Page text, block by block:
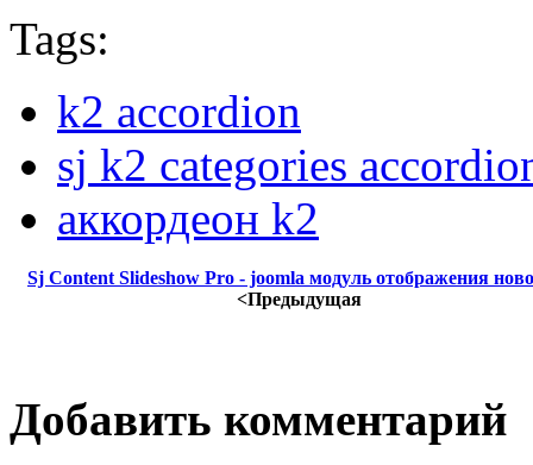
Tags:
k2 accordion
sj k2 categories
аккордеон k2
Sj Content Slideshow Pro - joomla модуль отображения
<Предыдущая
Добавить комментарий